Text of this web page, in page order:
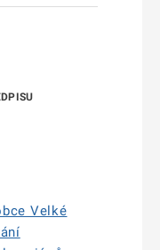
Velké